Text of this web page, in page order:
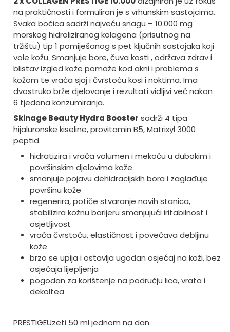
na praktičnosti i formuliran je s vrhunskim sastojcima.
Svaka bočica sadrži najveću snagu – 10.000 mg
morskog hidroliziranog kolagena (prisutnog na
tržištu) tip 1 pomiješanog s pet ključnih sastojaka koji
vole kožu. Smanjuje bore, čuva kosti , održava zdrav i
blistav izgled kože pomaže kod akni i problema s
kožom te vraća sjaj i čvrstoću kosi i noktima. Ima
dvostruko brže djelovanje i rezultati vidljivi već nakon
6 tjedana konzumiranja.
Skinage Beauty Hydra Booster sadrži 4 tipa
hijaluronske kiseline, provitamin B5, Matrixyl 3000
peptid.
hidratizira i vraća volumen i mekoću u dubokim i
površinskim djelovima kože
smanjuje pojavu dehidracijskih bora i zaglađuje
površinu kože
regenerira, potiče stvaranje novih stanica,
stabilizira kožnu barijeru smanjujući iritabilnost i
osjetljivost
vraća čvrstoću, elastičnost i povećava debljinu
kože
brzo se upija i ostavlja ugodan osjećaj na koži, bez
osjećaja lijepljenja
pogodan za korištenje na području lica, vrata i
dekoltea
PRESTIGEUzeti 50 ml jednom na dan.